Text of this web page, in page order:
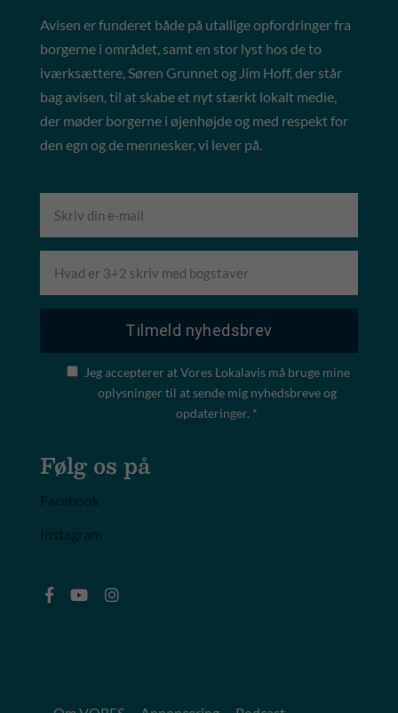
Avisen er funderet både på utallige opfordringer fra
borgerne i området, samt en stor lyst hos de to
iværksættere, Søren Grunnet og Jim Hoff, der står
bag avisen, til at skabe et nyt stærkt lokalt medie,
der møder borgerne i øjenhøjde og med respekt for
den egn og de mennesker, vi lever på.
Jeg accepterer at Vores Lokalavis må bruge mine
oplysninger til at sende mig nyhedsbreve og
opdateringer. *
Følg os på